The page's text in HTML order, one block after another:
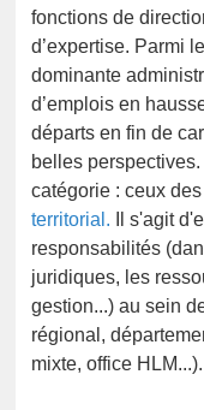
fonctions de
d’expertise. Parmi
dominante
d’emplois en
départs en fin de
belles
catégorie : ceux
territorial. Il s'agit
responsabilités
juridiques, les
gestion...) au sein
régional,
mixte, office HLM...).